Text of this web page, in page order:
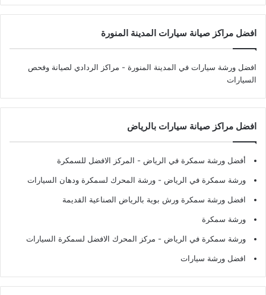
افضل مراكز صيانة سيارات المدينة المنورة
افضل ورشة سيارات في المدينة المنورة - مراكز الردادي لصيانة وفحص
السيارات
افضل مراكز صيانة سيارات بالرياض
أفضل ورشة سمكرة في الرياض - المركز الافضل للسمكرة
ورشة سمكرة في الرياض - ورشة المحرك لسمكرة ودهان السيارات
افضل ورشة سمكرة ورش بوية بالرياض الصناعية القديمة
ورشة سمكرة
ورشة سمكرة في الرياض - مركز المحرك الافضل لسمكرة السيارات
افضل ورشة سيارات